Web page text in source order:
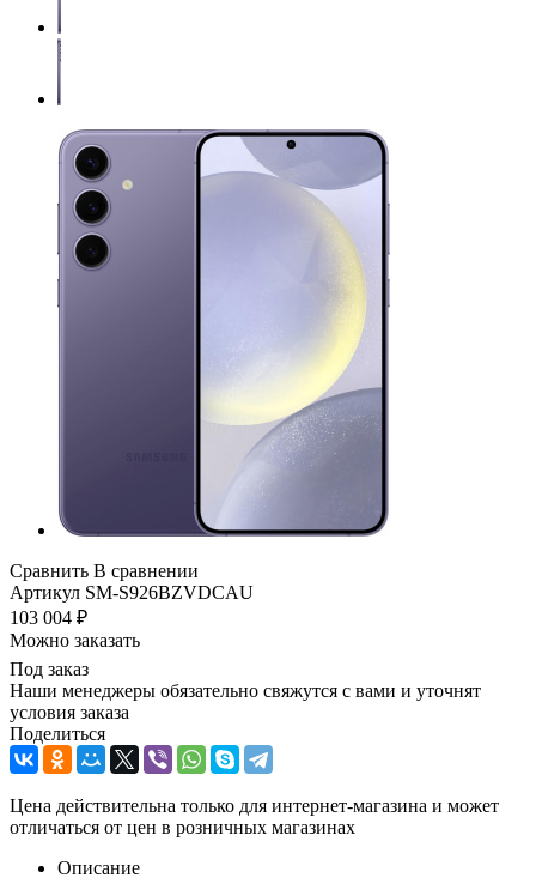
Сравнить В сравнении
Артикул SM-S926BZVDCAU
103 004 ₽
Можно заказать
Под заказ
Наши менеджеры обязательно свяжутся с вами и уточнят
условия заказа
Поделиться
Цена действительна только для интернет-магазина и может
отличаться от цен в розничных магазинах
Описание